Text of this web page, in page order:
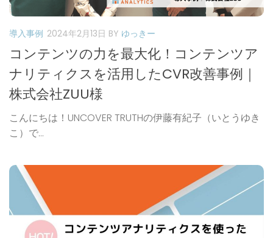
導入事例 2024年2月13日 BY ゆっきー
コンテンツの力を最大化！コンテンツア
ナリティクスを活用したCVR改善事例｜
株式会社ZUU様
こんにちは！UNCOVER TRUTHの伊藤有紀子（いとうゆき
こ）で...